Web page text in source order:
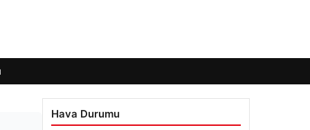
Hava Durumu